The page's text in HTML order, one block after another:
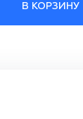
В КОРЗИНУ